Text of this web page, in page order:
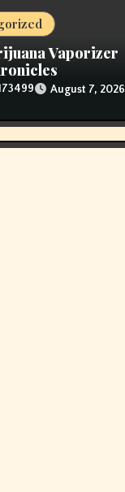
Vaporizer
August 7, 2026